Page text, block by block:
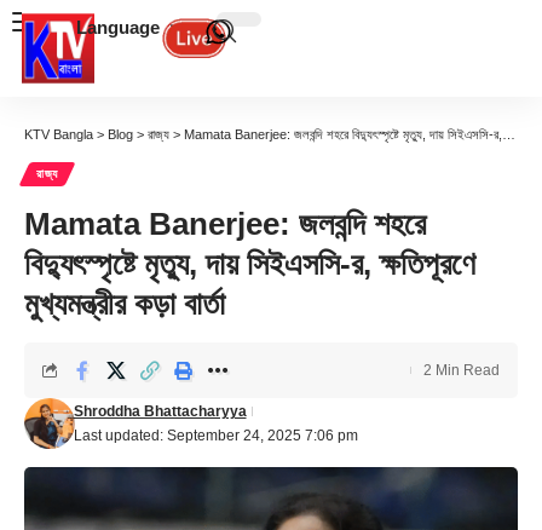
Language
KTV Bangla > Blog > রাজ্য > Mamata Banerjee: জলবন্দি শহরে বিদ্যুৎস্পৃষ্টে মৃত্যু, দায় সিইএসসি-র, ক্ষতিপূরণে মুখ্যমন্ত্রীর কড়া বার্তা
রাজ্য
Mamata Banerjee: জলবন্দি শহরে
বিদ্যুৎস্পৃষ্টে মৃত্যু, দায় সিইএসসি-র, ক্ষতিপূরণে
মুখ্যমন্ত্রীর কড়া বার্তা
Last updated: September 24, 2025 7:06 pm
Shroddha Bhattacharyya
2 Min Read